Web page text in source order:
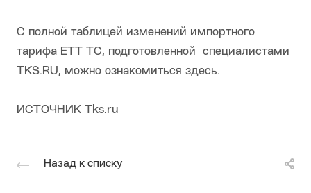
С полной таблицей изменений импортного
тарифа ЕТТ ТС, подготовленной специалистами
TKS.RU, можно ознакомиться здесь.
ИСТОЧНИК Tks.ru
Назад к списку